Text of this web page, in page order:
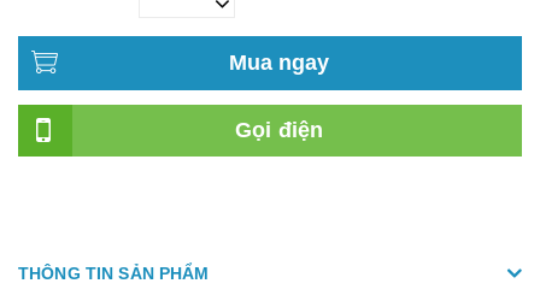
Mua ngay
Gọi điện
THÔNG TIN SẢN PHẨM